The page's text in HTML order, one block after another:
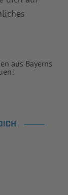
aus Bayerns